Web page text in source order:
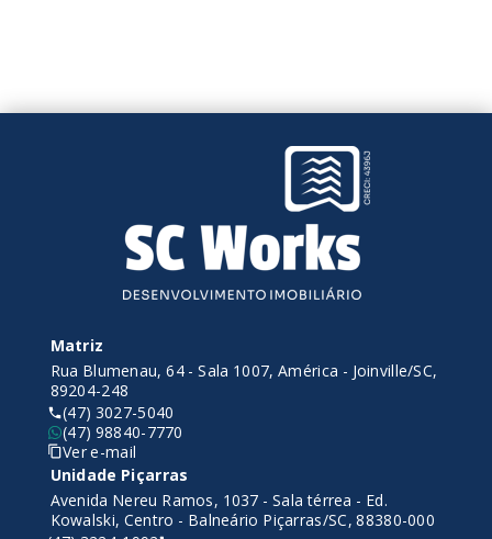
Matriz
Rua Blumenau, 64 - Sala 1007, América - Joinville/SC,
89204-248
(47) 3027-5040
(47) 98840-7770
Ver e-mail
Unidade Piçarras
Avenida Nereu Ramos, 1037 - Sala térrea - Ed.
Kowalski, Centro - Balneário Piçarras/SC, 88380-000